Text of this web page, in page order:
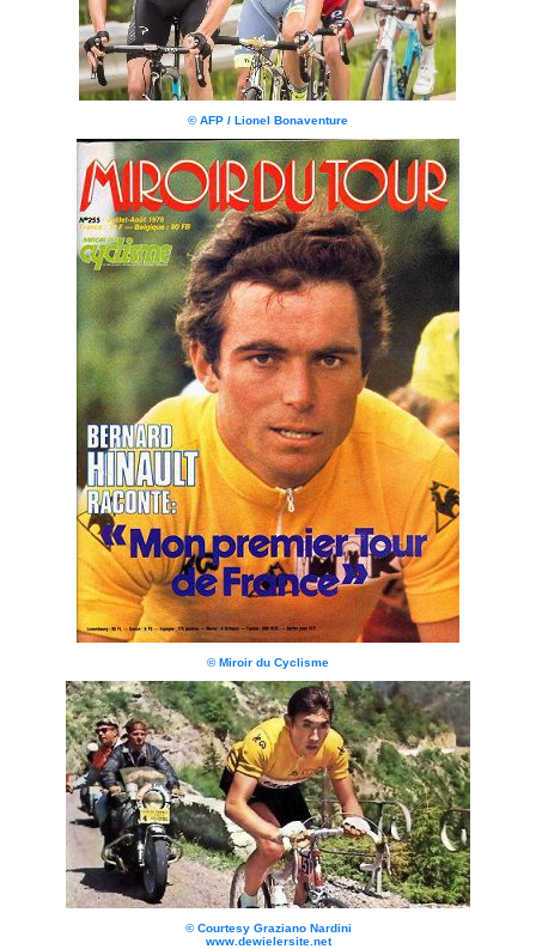
© AFP / Lionel Bonaventure
© Miroir du Cyclisme
© Courtesy Graziano Nardini
www.dewielersite.net